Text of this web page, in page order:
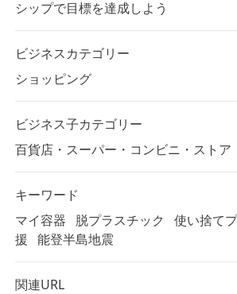
シップで目標を達成しよう
ビジネスカテゴリー
ショッピング
ビジネス子カテゴリー
百貨店・スーパー・コンビニ・ストア
キーワード
マイ容器
脱プラスチック 使い捨て
援 能登半島地震
関連URL